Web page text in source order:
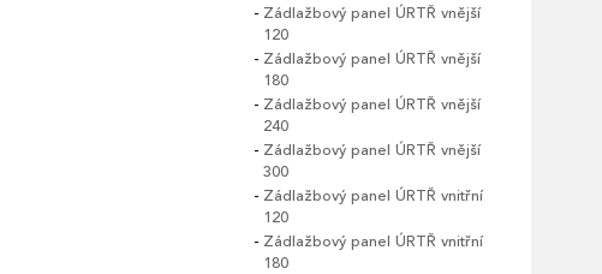
Zádlažbový panel ÚRTŘ vnější
120
Zádlažbový panel ÚRTŘ vnější
180
Zádlažbový panel ÚRTŘ vnější
240
Zádlažbový panel ÚRTŘ vnější
300
Zádlažbový panel ÚRTŘ vnitřní
120
Zádlažbový panel ÚRTŘ vnitřní
180